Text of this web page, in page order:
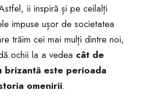
ii inspiră și pe ceilalți
impuse ușor de societatea
trăim cei mai mulți dintre noi,
ochii la a vedea cât de
brizantă este perioada
omenirii.